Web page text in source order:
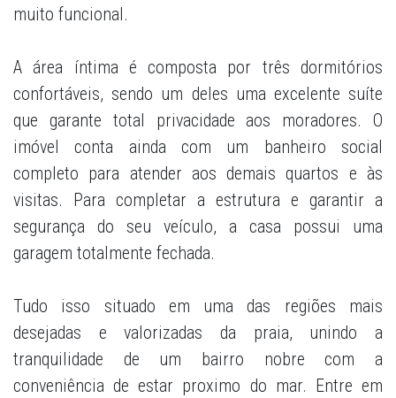
muito funcional.
A área íntima é composta por três dormitórios
confortáveis, sendo um deles uma excelente suíte
que garante total privacidade aos moradores. O
imóvel conta ainda com um banheiro social
completo para atender aos demais quartos e às
visitas. Para completar a estrutura e garantir a
segurança do seu veículo, a casa possui uma
garagem totalmente fechada.
Tudo isso situado em uma das regiões mais
desejadas e valorizadas da praia, unindo a
tranquilidade de um bairro nobre com a
conveniência de estar proximo do mar. Entre em